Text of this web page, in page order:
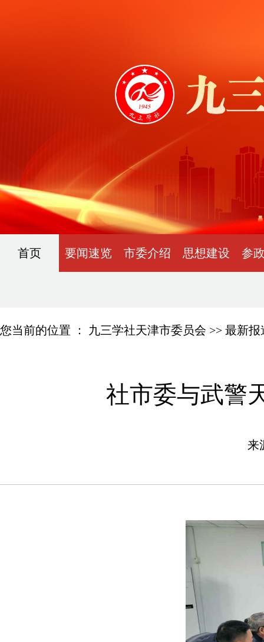
首页 要闻速览 市委介绍 思想建设 参
您当前的位置 ： 九三学社天津市委员会 >> 最新报
社市委与武警